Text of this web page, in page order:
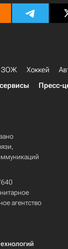
ЗОЖ Хоккей
Пресс-
агентство